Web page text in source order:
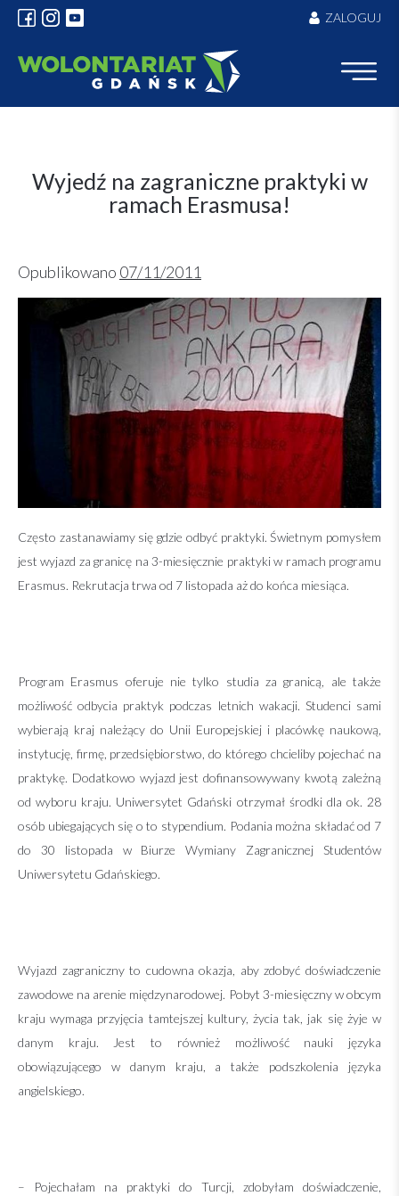
Skip
content
ZALOGUJ
Wyjedź na zagraniczne praktyki w
ramach Erasmusa!
Opublikowano 07/11/2011
Często zastanawiamy się gdzie odbyć praktyki. Świetnym pomysłem
jest wyjazd za granicę na 3-miesięcznie praktyki w ramach programu
Erasmus. Rekrutacja trwa od 7 listopada aż do końca miesiąca.
Program Erasmus oferuje nie tylko studia za granicą, ale także
możliwość odbycia praktyk podczas letnich wakacji. Studenci sami
wybierają kraj należący do Unii Europejskiej i placówkę naukową,
instytucję, firmę, przedsiębiorstwo, do którego chcieliby pojechać na
praktykę. Dodatkowo wyjazd jest dofinansowywany kwotą zależną
od wyboru kraju. Uniwersytet Gdański otrzymał środki dla ok. 28
osób ubiegających się o to stypendium. Podania można składać od 7
do 30 listopada w Biurze Wymiany Zagranicznej Studentów
Uniwersytetu Gdańskiego.
Wyjazd zagraniczny to cudowna okazja, aby zdobyć doświadczenie
zawodowe na arenie międzynarodowej. Pobyt 3-miesięczny w obcym
kraju wymaga przyjęcia tamtejszej kultury, życia tak, jak się żyje w
danym kraju. Jest to również możliwość nauki języka
obowiązującego w danym kraju, a także podszkolenia języka
angielskiego.
– Pojechałam na praktyki do Turcji, zdobyłam doświadczenie,